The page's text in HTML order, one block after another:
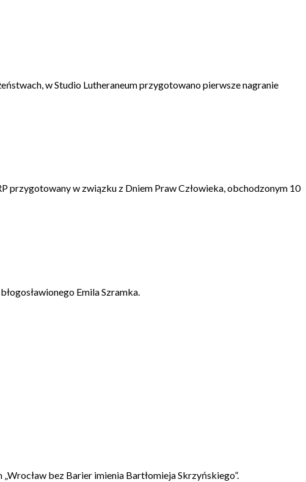
w Studio Lutheraneum przygotowano pierwsze nagranie
przygotowany w związku z Dniem Praw Człowieka, obchodzonym 10
Emila Szramka.
bez Barier imienia Bartłomieja Skrzyńskiego”.